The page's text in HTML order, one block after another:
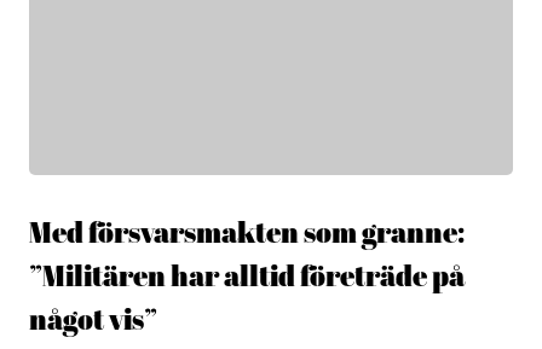
Med försvarsmakten som granne:
”Militären har alltid företräde på
något vis”